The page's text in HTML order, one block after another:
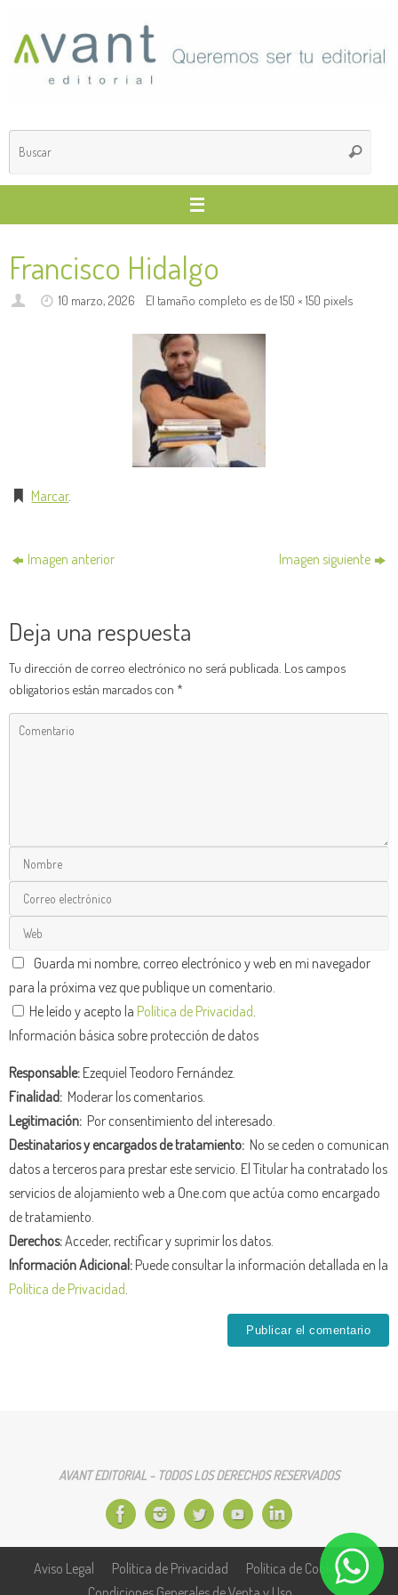
contenido
Buscar
Francisco Hidalgo
10 marzo, 2026 El tamaño completo es de150 × 150 pixels
Marcar.
Imagen anterior Imagen siguiente
Deja una respuesta
Tu dirección de correo electrónico no será publicada. Los campos
obligatorios están marcados con *
Guarda mi nombre, correo electrónico y web en mi navegador
para la próxima vez que publique un comentario.
He leído y acepto la Política de Privacidad
Información básica sobre protección de datos
Responsable:Ezequiel Teodoro Fernández.
Finalidad: Moderar los comentarios.
Legitimación: Por consentimiento del interesado.
Destinatarios y encargados de tratamiento: No se ceden o comunican
datos a terceros para prestar este servicio. El Titular ha contratado los
servicios de alojamiento web a One.com que actúa como encargado
de tratamiento.
Derechos:Acceder, rectificar y suprimir los datos.
Información Adicional:Puede consultar la información detallada en la
Política de Privacidad
AVANT EDITORIAL - TODOS LOS DERECHOS RESERVADOS
Aviso Legal Política de Privacidad
Política de Cookies